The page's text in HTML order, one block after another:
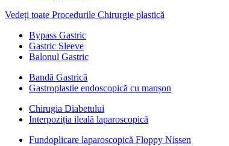
Vedeți toate Procedurile Chirurgie plastică
Bypass Gastric
Gastric Sleeve
Balonul Gastric
Bandă Gastrică
Gastroplastie endoscopică cu manșon
Chirugia Diabetului
Interpoziția ileală laparoscopică
Fundoplicare laparoscopică Floppy Nissen